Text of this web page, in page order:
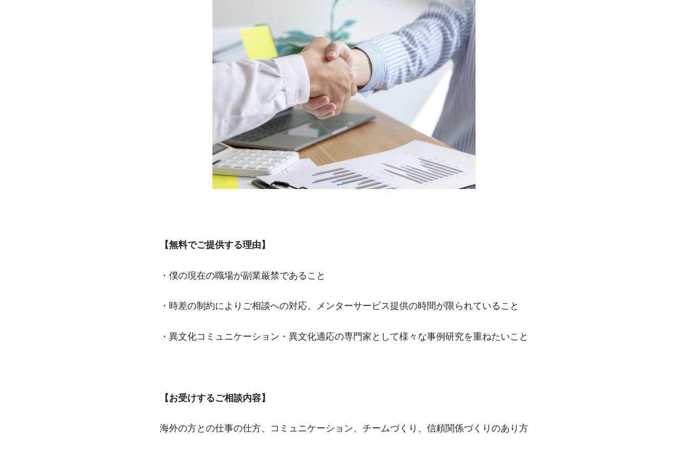
【無料でご提供する理由】
・僕の現在の職場が副業厳禁であること
・時差の制約によりご相談への対応、メンターサービス提供の時間が限られていること
・異文化コミュニケーション・異文化適応の専門家として様々な事例研究を重ねたいこと
【お受けするご相談内容】
海外の方との仕事の仕方、コミュニケーション、チームづくり、信頼関係づくりのあり方